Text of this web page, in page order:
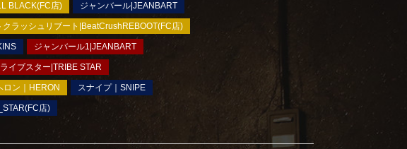
BLACK(FC店) ジャンバール|JEANBART
クラッシュリブート|BeatCrushREBOOT(FC店)
ジャンバール1|JEANBART
ライブスター|TRIBE STAR
ロン｜HERON スナイプ｜SNIPE
店)